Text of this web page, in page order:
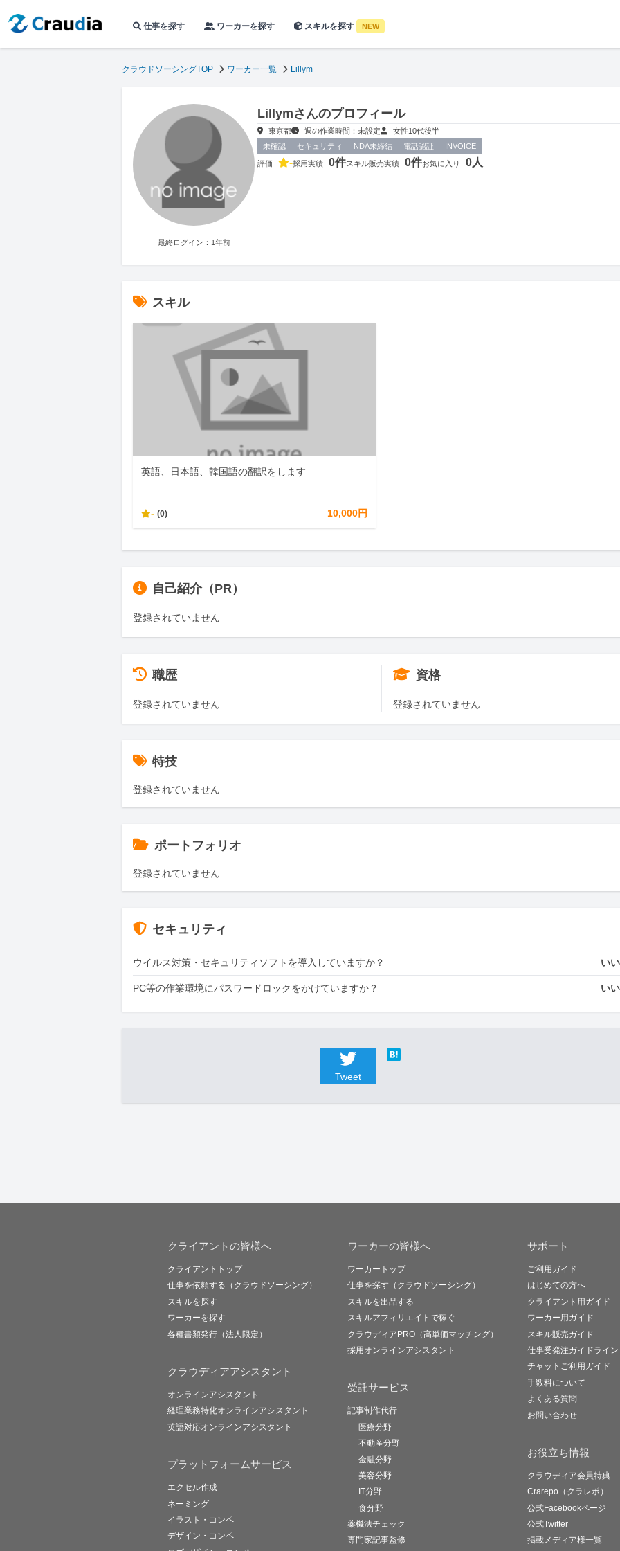
仕事を探す ワーカーを探す スキルを探す NEW
クラウドソーシングTOP ワーカー一覧 Lillym
最終ログイン：1年前
Lillymさんのプロフィール
東京都 週の作業時間：未設定 女性10代後半
未確認
セキュリティ NDA未締結 電話認証 INVOICE
評価 -採用実績 0件スキル販売実績 0件お気に入り 0人
スキル
英語、日本語、韓国語の翻訳をします
- (0) 10,000円
自己紹介（PR）
登録されていません
職歴
登録されていません
資格
登録されていません
特技
登録されていません
ポートフォリオ
登録されていません
セキュリティ
ウイルス対策・セキュリティソフトを導入していますか？ い
PC等の作業環境にパスワードロックをかけていますか？ い
Tweet
クライアントの皆様へ
クライアントトップ
仕事を依頼する（クラウドソーシング）
スキルを探す
ワーカーを探す
各種書類発行（法人限定）
クラウディアアシスタント
オンラインアシスタント
経理業務特化オンラインアシスタント
英語対応オンラインアシスタント
プラットフォームサービス
エクセル作成
ネーミング
イラスト・コンペ
デザイン・コンペ
ワーカーの皆様へ
ワーカートップ
仕事を探す（クラウドソーシング）
スキルを出品する
スキルアフィリエイトで稼ぐ
クラウディアPRO（高単価マッチング）
採用オンラインアシスタント
受託サービス
記事制作代行
医療分野
不動産分野
金融分野
美容分野
IT分野
食分野
薬機法チェック
専門家記事監修
サポート
ご利用ガイド
はじめての方へ
クライアント用ガイド
ワーカー用ガイド
スキル販売ガイド
仕事受発注ガイドライン
チャットご利用ガイド
手数料について
よくある質問
お問い合わせ
お役立ち情報
クラウディア会員特典
Crarepo（クラレポ）
公式Facebookページ
公式Twitter
掲載メディア様一覧